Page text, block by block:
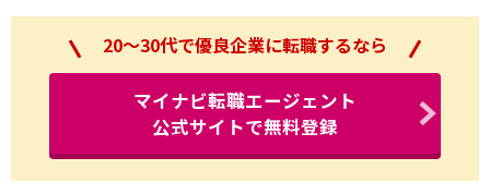
20～30代で優良企業に転職するなら
マイナビ転職エージェント
公式サイトで無料登録